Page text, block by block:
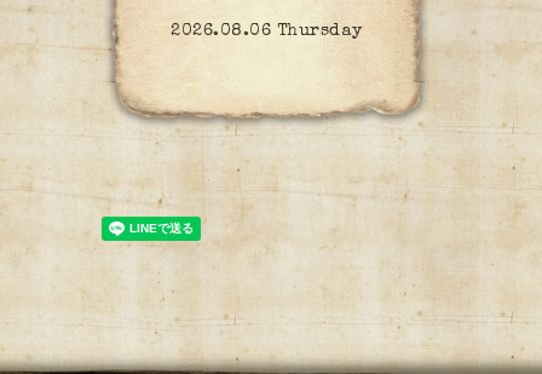
2026.08.06 Thursday